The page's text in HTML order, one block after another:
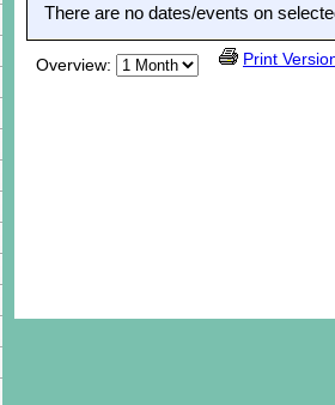
There are no dates/events on
Overview: Print